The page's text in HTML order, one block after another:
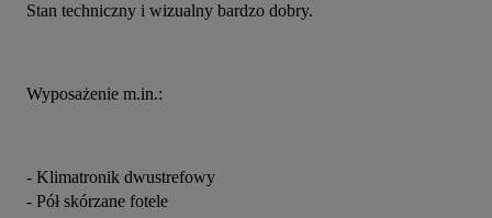
Stan techniczny i wizualny bardzo dobry.
Wyposażenie m.in.:
- Klimatronik dwustrefowy
- Pół skórzane fotele